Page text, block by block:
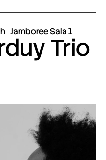
Jamboree Sala 1
Trio